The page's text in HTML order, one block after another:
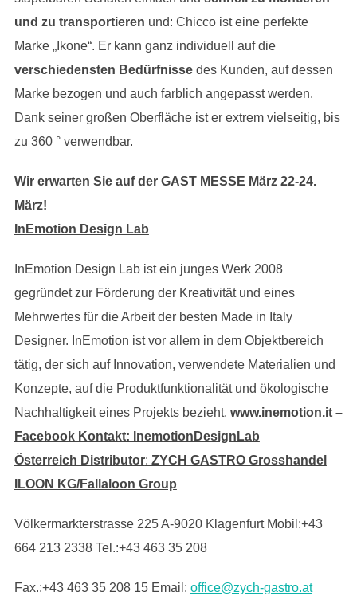
und zu transportieren und: Chicco ist eine perfekte
Marke „Ikone“. Er kann ganz individuell auf die
verschiedensten Bedürfnissedes Kunden, auf dessen
Marke bezogen und auch farblich angepasst werden.
Dank seiner großen Oberfläche ist er extrem vielseitig, bis
zu 360 ° verwendbar.
Wir erwarten Sie auf der GAST MESSE März 22-24.
März!
InEmotion Design Lab
InEmotion Design Lab ist ein junges Werk 2008
gegründet zur Förderung der Kreativität und eines
Mehrwertes für die Arbeit der besten Made in Italy
Designer. InEmotion ist vor allem in dem Objektbereich
tätig, der sich auf Innovation, verwendete Materialien und
Konzepte, auf die Produktfunktionalität und ökologische
Nachhaltigkeit eines Projekts bezieht. www.inemotion.it –
Facebook Kontakt: InemotionDesignLab
Österreich Distributor: ZYCH GASTRO Grosshandel
ILOON KG/Fallaloon Group
Völkermarkterstrasse 225 A-9020 Klagenfurt Mobil:+43
664 213 2338 Tel.:+43 463 35 208
Fax.:+43 463 35 208 15 Email: office@zych-gastro.at